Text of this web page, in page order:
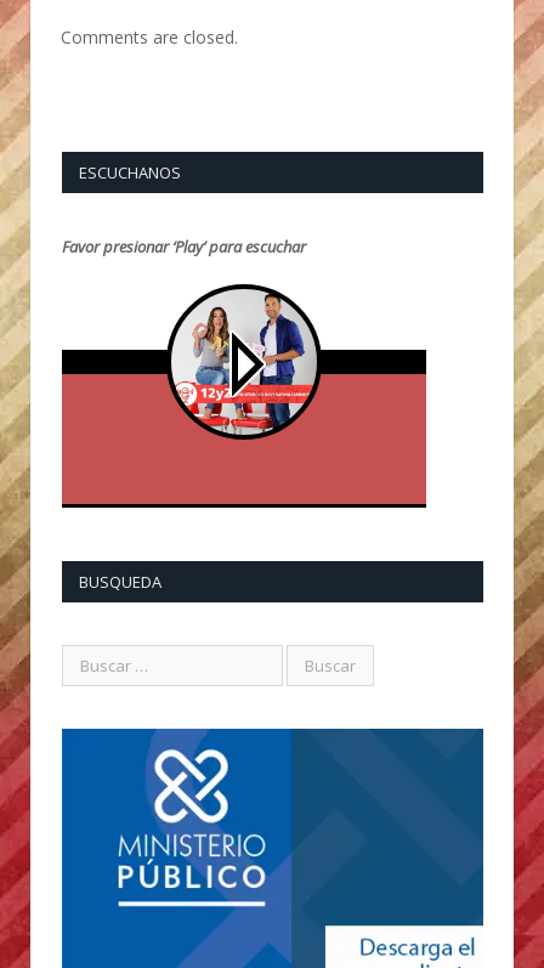
Comments are closed.
ESCUCHANOS
Favor presionar ‘Play’ para escuchar
BUSQUEDA